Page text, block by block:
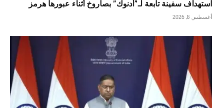
استهداف سفينة تابعة لـ”أدنوك” بصاروخ أثناء عبورها هرمز
أغسطس 8, 2026